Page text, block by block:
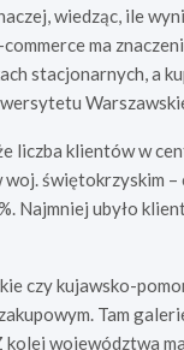
wiedząc, ile
ma
stacjonarnych, a
liczba klientów w
świętokrzyskim –
Najmniej ubyło
czy kujawsko-
Tam
województwa